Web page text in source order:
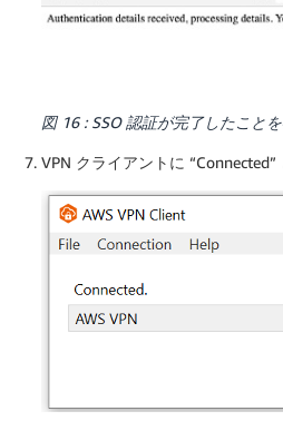
図 16 : SSO 認証が完了したこと
VPN クライアントに “Connected”